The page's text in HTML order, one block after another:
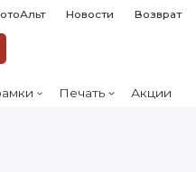
Новости Возврат
Печать Акции